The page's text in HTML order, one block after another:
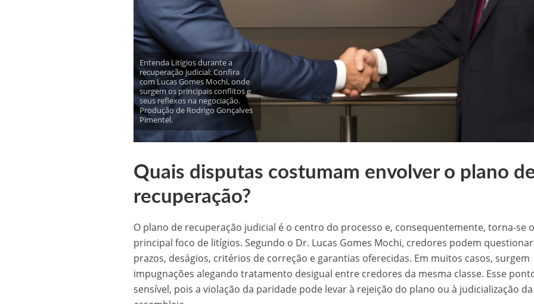
Entenda Litígios durante a
recuperação judicial: Confira
com Lucas Gomes Mochi, onde
surgem os principais conflitos e
seus reflexos na negociação.
Produção de Rodrigo Gonçalves
Pimentel.
Quais disputas costumam envolver o plano
recuperação?
O plano de recuperação judicial é o centro do processo e, consequentemente, torna-se o
principal foco de litígios. Segundo o Dr. Lucas Gomes Mochi, credores podem questionar
prazos, deságios, critérios de correção e garantias oferecidas. Em muitos casos, surgem
impugnações alegando tratamento desigual entre credores da mesma classe. Esse
sensível, pois a violação da paridade pode levar à rejeição do plano ou à judicialização da